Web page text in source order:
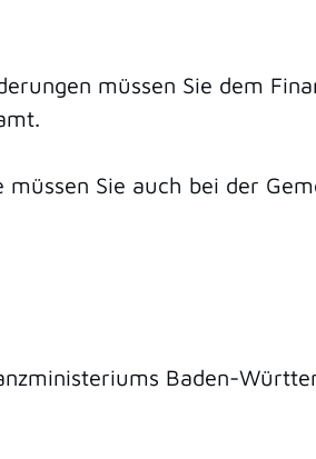
müssen Sie dem
Sie auch bei der
Baden-